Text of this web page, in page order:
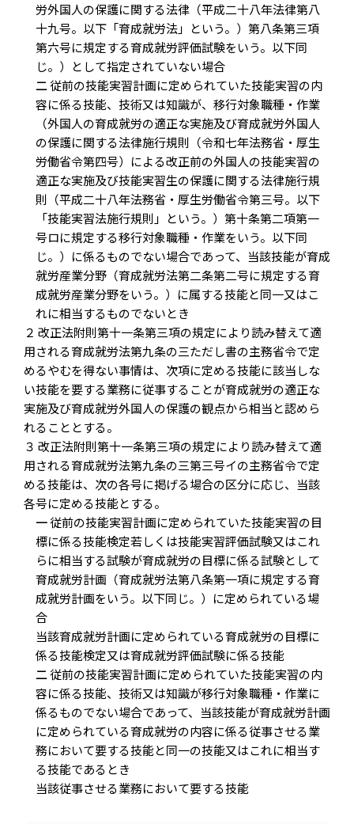
労外国人の保護に関する法律（平成二十八年法律第八
十九号。以下「育成就労法」という。）第八条第三項
第六号に規定する育成就労評価試験をいう。以下同
じ。）として指定されていない場合
二従前の技能実習計画に定められていた技能実習の内
容に係る技能、技術又は知識が、移行対象職種・作業
（外国人の育成就労の適正な実施及び育成就労外国人
の保護に関する法律施行規則（令和七年法務省・厚生
労働省令第四号）による改正前の外国人の技能実習の
適正な実施及び技能実習生の保護に関する法律施行規
則（平成二十八年法務省・厚生労働省令第三号。以下
「技能実習法施行規則」という。）第十条第二項第一
号ロに規定する移行対象職種・作業をいう。以下同
じ。）に係るものでない場合であって、当該技能が育成
就労産業分野（育成就労法第二条第二号に規定する育
成就労産業分野をいう。）に属する技能と同一又はこ
れに相当するものでないとき
２ 改正法附則第十一条第三項の規定により読み替えて適
用される育成就労法第九条の三ただし書の主務省令で定
めるやむを得ない事情は、次項に定める技能に該当しな
い技能を要する業務に従事することが育成就労の適正な
実施及び育成就労外国人の保護の観点から相当と認めら
れることとする。
３ 改正法附則第十一条第三項の規定により読み替えて適
用される育成就労法第九条の三第三号イの主務省令で定
める技能は、次の各号に掲げる場合の区分に応じ、当該
各号に定める技能とする。
一従前の技能実習計画に定められていた技能実習の目
標に係る技能検定若しくは技能実習評価試験又はこれ
らに相当する試験が育成就労の目標に係る試験として
育成就労計画（育成就労法第八条第一項に規定する育
成就労計画をいう。以下同じ。）に定められている場
合
当該育成就労計画に定められている育成就労の目標に
係る技能検定又は育成就労評価試験に係る技能
二従前の技能実習計画に定められていた技能実習の内
容に係る技能、技術又は知識が移行対象職種・作業に
係るものでない場合であって、当該技能が育成就労計画
に定められている育成就労の内容に係る従事させる業
務において要する技能と同一の技能又はこれに相当す
る技能であるとき
当該従事させる業務において要する技能